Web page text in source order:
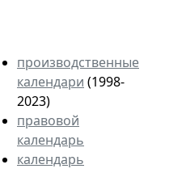
производственные
календари (1998-
2023)
правовой
календарь
календарь